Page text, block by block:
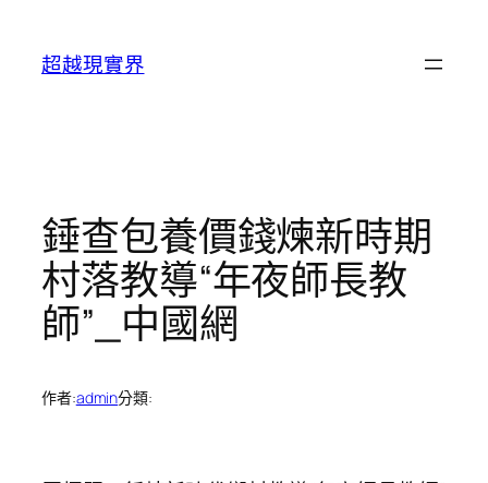
超越現實界
錘查包養價錢煉新時期
村落教導“年夜師長教
師”_中國網
作者:admin分類: